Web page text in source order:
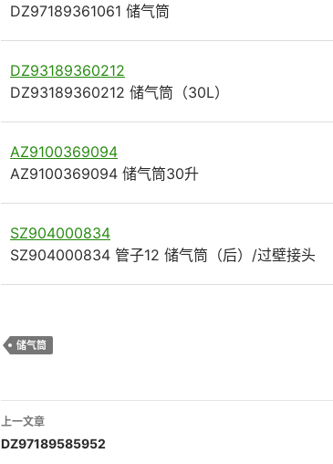
DZ97189361061 储气筒
DZ93189360212
DZ93189360212 储气筒（30L）
AZ9100369094
AZ9100369094 储气筒30升
SZ904000834
SZ904000834 管子12 储气筒（后）/过壁接头
储气筒
文
章
上一文章
DZ97189585952